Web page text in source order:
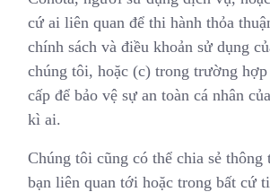
cứ ai liên quan để thi hành thỏa
chính sách và điều khoản sử dụng
chúng tôi, hoặc (c) trong trường hợp
cấp để bảo vệ sự an toàn cá nhân
kì ai.
Chúng tôi cũng có thể chia sẻ thông
bạn liên quan tới hoặc trong bất cứ